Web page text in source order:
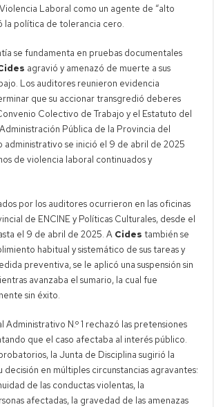
Laboral como un agente de “alto
la política de tolerancia cero.
se fundamenta en pruebas documentales
agravió y amenazó de muerte a sus
Los auditores reunieron evidencia
que su accionar transgredió deberes
Colectivo de Trabajo y el Estatuto del
Pública de la Provincia del
administrativo se inició el 9 de abril de 2025
de violencia laboral continuados y
por los auditores ocurrieron en las oficinas
de ENCINE y Políticas Culturales, desde el
el 9 de abril de 2025. A Cides también se
habitual y sistemático de sus tareas y
preventiva, se le aplicó una suspensión sin
avanzaba el sumario, la cual fue
sin éxito.
Administrativo N.º 1 rechazó las pretensiones
que el caso afectaba al interés público.
la Junta de Disciplina sugirió la
decisión en múltiples circunstancias agravantes:
de las conductas violentas, la
afectadas, la gravedad de las amenazas